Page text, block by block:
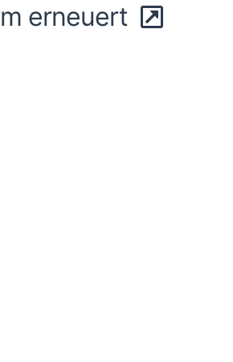
erneuert